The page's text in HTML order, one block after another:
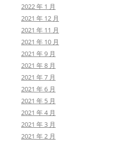
2022 年 1 月
2021 年 12 月
2021 年 11 月
2021 年 10 月
2021 年 9 月
2021 年 8 月
2021 年 7 月
2021 年 6 月
2021 年 5 月
2021 年 4 月
2021 年 3 月
2021 年 2 月